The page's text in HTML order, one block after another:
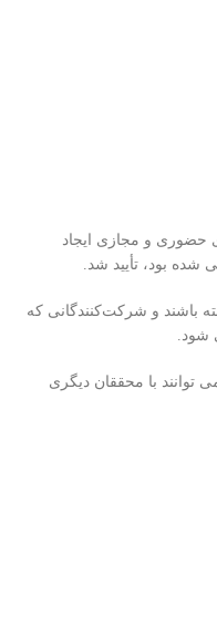
حضوری و مجازی ایجاد
باشند و شرکت‌کنندگانی که
توانند با محققان دیگری